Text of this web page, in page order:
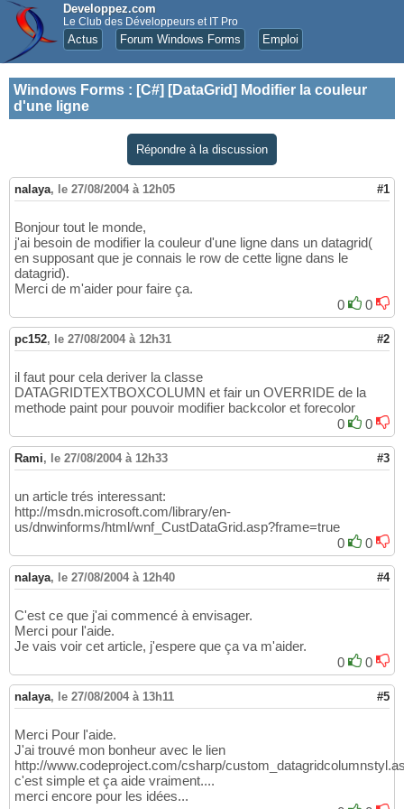
Developpez.com
Le Club des Développeurs et IT Pro
Actus Forum Windows Forms Emploi
Windows Forms : [C#] [DataGrid] Modifier la couleur
d'une ligne
Répondre à la discussion
nalaya, le 27/08/2004 à 12h05 #1
Bonjour tout le monde,
j'ai besoin de modifier la couleur d'une ligne dans un datagrid(
en supposant que je connais le row de cette ligne dans le
datagrid).
Merci de m'aider pour faire ça.
0
0
pc152, le 27/08/2004 à 12h31 #2
il faut pour cela deriver la classe
DATAGRIDTEXTBOXCOLUMN et fair un OVERRIDE de la
methode paint pour pouvoir modifier backcolor et forecolor
0
0
Rami, le 27/08/2004 à 12h33 #3
un article trés interessant:
http://msdn.microsoft.com/library/en-
us/dnwinforms/html/wnf_CustDataGrid.asp?frame=true
0
0
nalaya, le 27/08/2004 à 12h40 #4
C'est ce que j'ai commencé à envisager.
Merci pour l'aide.
Je vais voir cet article, j'espere que ça va m'aider.
0
0
nalaya, le 27/08/2004 à 13h11 #5
Merci Pour l'aide.
J'ai trouvé mon bonheur avec le lien
http://www.codeproject.com/csharp/
c'est simple et ça aide vraiment....
merci encore pour les idées...